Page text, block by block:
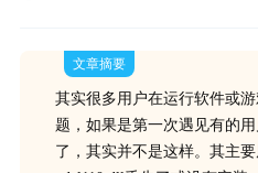
文章摘要
其实很多用户在运行软件或
题，如果是第一次遇见有的
了，其实并不是这样。其主